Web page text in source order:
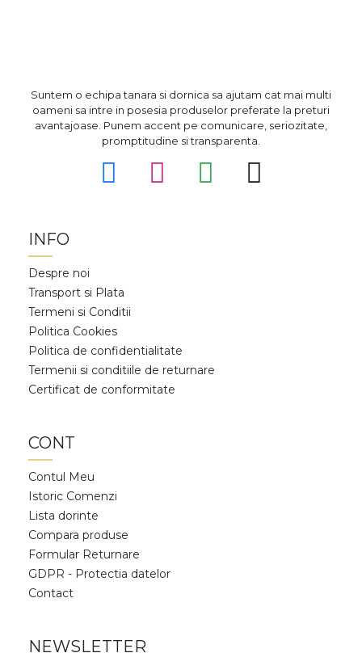
Suntem o echipa tanara si dornica sa ajutam cat mai multi
oameni sa intre in posesia produselor preferate la preturi
avantajoase. Punem accent pe comunicare, seriozitate,
promptitudine si transparenta.
INFO
Despre noi
Transport si Plata
Termeni si Conditii
Politica Cookies
Politica de confidentialitate
Termenii si conditiile de returnare
Certificat de conformitate
CONT
Contul Meu
Istoric Comenzi
Lista dorinte
Compara produse
Formular Returnare
GDPR - Protectia datelor
Contact
NEWSLETTER